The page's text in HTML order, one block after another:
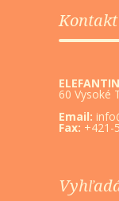
Kontakt
60 Vysoké
Email:
Fax: +421-